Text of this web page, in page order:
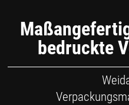
bedruckte